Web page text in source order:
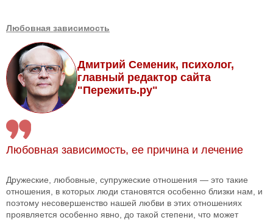
Любовная зависимость
Дмитрий Семеник, психолог,
главный редактор сайта
"Пережить.ру"
Любовная зависимость, ее причина и лечение
Дружеские, любовные, супружеские отношения — это такие
отношения, в которых люди становятся особенно близки нам, и
поэтому несовершенство нашей любви в этих отношениях
проявляется особенно явно, до такой степени, что может